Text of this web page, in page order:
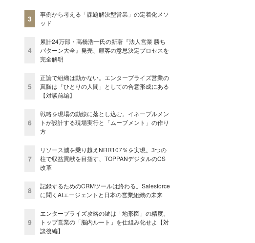
3
事例から考える「課題解決型営業」の定着化メソ
ッド
4
累計24万部・高橋浩一氏の新著『法人営業 勝ち
パターン大全』発売、顧客の意思決定プロセスを
完全解明
5
正論で組織は動かない。エンタープライズ営業の
真髄は「ひとりの人間」としての合意形成にある
【対談前編】
6
戦略を現場の動線に落とし込む。イネーブルメン
トが設計する現場実行と「ムーブメント」の作り
方
7
リソース減を乗り越えNRR107％を実現。3つの
柱で収益貢献を目指す、TOPPANデジタルのCS
改革
8
記録するためのCRMツールは終わる。Salesforce
に聞くAIエージェントと日本の営業組織の未来
9
エンタープライズ攻略の鍵は「地形図」の精度。
トップ営業の「脳内ルート」を仕組み化せよ【対
談後編】